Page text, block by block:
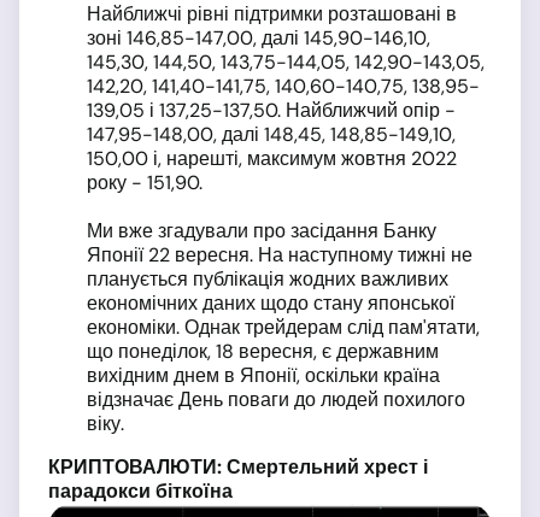
Найближчі рівні підтримки розташовані в
зоні 146,85-147,00, далі 145,90-146,10,
145,30, 144,50, 143,75-144,05, 142,90-143,05,
142,20, 141,40-141,75, 140,60-140,75, 138,95-
139,05 і 137,25-137,50. Найближчий опір -
147,95-148,00, далі 148,45, 148,85-149,10,
150,00 і, нарешті, максимум жовтня 2022
року - 151,90.
Ми вже згадували про засідання Банку
Японії 22 вересня. На наступному тижні не
планується публікація жодних важливих
економічних даних щодо стану японської
економіки. Однак трейдерам слід пам'ятати,
що понеділок, 18 вересня, є державним
вихідним днем в Японії, оскільки країна
відзначає День поваги до людей похилого
віку.
КРИПТОВАЛЮТИ: Смертельний хрест і
парадокси біткоїна